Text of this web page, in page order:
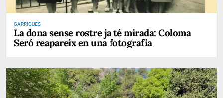
GARRIGUES
La dona sense rostre ja té mirada: Coloma
Seró reapareix en una fotografia